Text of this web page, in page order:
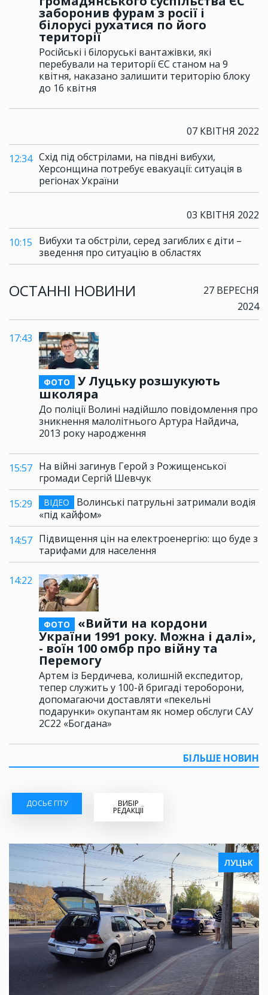
ОСТАННІ НОВИНИ
27 ВЕРЕСНЯ
2024
17:43
ФОТО
У Луцьку розшукують
школяра
До поліції Волині надійшло повідомлення про
зникнення малолітнього Артура Найдича,
2013 року народження
15:57 На війні загинув Герой з Рожищенської
громади Сергій Шевчук
15:29
ВІДЕО
Волинські патрульні затримали водія
«під кайфом»
14:57 Підвищення цін на електроенергію: що буде з
тарифами для населення
14:22
ФОТО
«Вийти на кордони
України 1991 року. Можна і далі»,
- воїн 100 омбр про війну та
Перемогу
Артем із Бердичева, колишній експедитор,
тепер служить у 100-й бригаді тероборони,
допомагаючи доставляти «пекельні
подарунки» окупантам як номер обслуги САУ
2С22 «Богдана»
БІЛЬШЕ НОВИН
ДОСЬЄ ГІТУ ВИБІР
РЕДАКЦІЇ
ЛУЦЬК
заборонив фурам з росії і
білорусі рухатися по його
території
Російські і білоруські вантажівки, які
перебували на території ЄС станом на 9
квітня, наказано залишити територію блоку
до 16 квітня
07 КВІТНЯ 2022
12:34 Схід під обстрілами, на півдні вибухи,
Херсонщина потребує евакуації: ситуація в
регіонах України
03 КВІТНЯ 2022
10:15 Вибухи та обстріли, серед загиблих є діти –
зведення про ситуацію в областях